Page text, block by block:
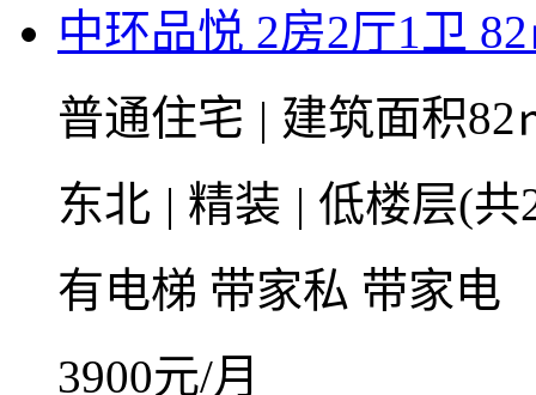
中环品悦 2房2厅1卫
普通住宅 | 建筑面积
东北 | 精装 | 低楼层(
有电梯 带家私 带家电
3900元/月